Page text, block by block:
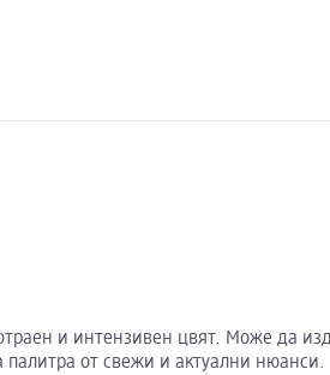
и интензивен цвят. Може да
палитра от свежи и актуални нюанси.